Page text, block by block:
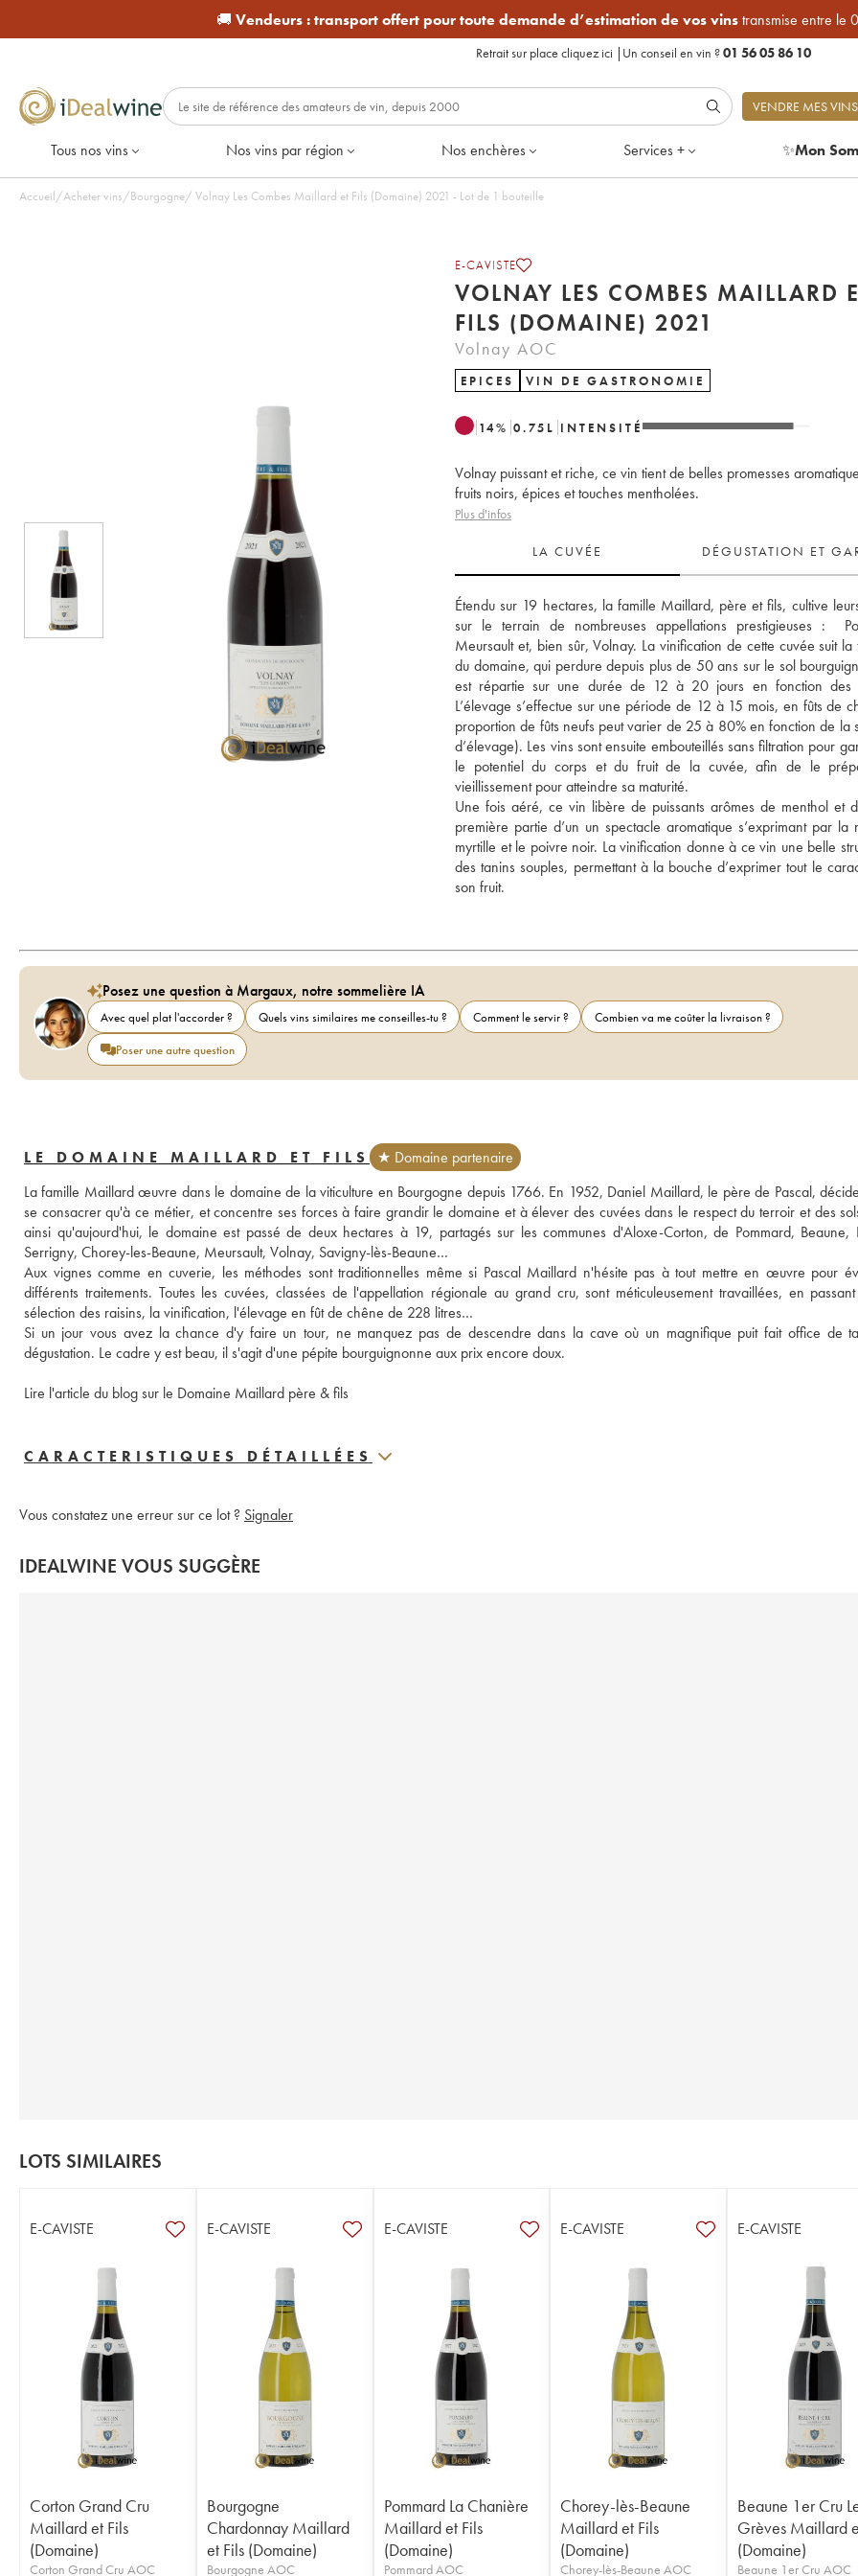
🚚 Vendeurs :transport offert pour toute demande d’estimation de vos vinstransmise entre le
Retrait sur place cliquez ici | Un conseil en vin ?01 56 05 86 10
VENDRE MES VINS
Tous nos vins Nos vins par région Nos enchères Services + ✨Mon
Accueil/Acheter vins/Bourgogne/ Volnay Les Combes Maillard et Fils (Domaine) 2021 - Lot de 1 bouteille
E-CAVISTE
VOLNAY LES COMBES MAILLARD
FILS (DOMAINE) 2021
Volnay AOC
EPICES VIN DE GASTRONOMIE
14% 0.75 L INTENSITÉ
Volnay puissant et riche, ce vin tient de belles promesses
fruits noirs, épices et touches mentholées.
Plus d'infos
LA CUVÉE DÉGUSTATION ET
Étendu sur 19 hectares, la famille Maillard, père et fils, cultive
sur le terrain de nombreuses appellations prestigieuses :
Meursault et, bien sûr, Volnay. La vinification de cette cuvée suit la
du domaine, qui perdure depuis plus de 50 ans sur le sol
est répartie sur une durée de 12 à 20 jours en fonction des
L’élevage s’effectue sur une période de 12 à 15 mois, en fûts de
proportion de fûts neufs peut varier de 25 à 80% en fonction de la
d’élevage). Les vins sont ensuite embouteillés sans filtration pour
le potentiel du corps et du fruit de la cuvée, afin de le
vieillissement pour atteindre sa maturité.
Une fois aéré, ce vin libère de puissants arômes de menthol et
première partie d’un un spectacle aromatique s’exprimant par la
myrtille et le poivre noir. La vinification donne à ce vin une belle
des tanins souples, permettant à la bouche d’exprimer tout le
son fruit.
Posez une question à Margaux, notre sommelière IA
Avec quel plat l'accorder ? Quels vins similaires me conseilles-tu ? Comment le servir ?
Combien va me coûter la livraison ?
Poser une autre question
LE DOMAINE MAILLARD ET FILS
★ Domaine partenaire
La famille Maillard œuvre dans le domaine de la viticulture en Bourgogne depuis 1766. En 1952, Daniel Maillard, le père de Pascal,
se consacrer qu'à ce métier, et concentre ses forces à faire grandir le domaine et à élever des cuvées dans le respect du terroir et des
ainsi qu'aujourd'hui, le domaine est passé de deux hectares à 19, partagés sur les communes d'Aloxe-Corton, de Pommard, Beaune,
Serrigny, Chorey-les-Beaune, Meursault, Volnay, Savigny-lès-Beaune…
Aux vignes comme en cuverie, les méthodes sont traditionnelles même si Pascal Maillard n'hésite pas à tout mettre en œuvre pour
différents traitements. Toutes les cuvées, classées de l'appellation régionale au grand cru, sont méticuleusement travaillées, en
sélection des raisins, la vinification, l'élevage en fût de chêne de 228 litres…
Si un jour vous avez la chance d'y faire un tour, ne manquez pas de descendre dans la cave où un magnifique puit fait office de
dégustation. Le cadre y est beau, il s'agit d'une pépite bourguignonne aux prix encore doux.
Lire l'article du blog sur le Domaine Maillard père & fils
CARACTERISTIQUES DÉTAILLÉES
Vous constatez une erreur sur ce lot ? Signaler
IDEALWINE VOUS SUGGÈRE
LOTS SIMILAIRES
E-CAVISTE
Corton Grand Cru
Maillard et Fils
(Domaine)
Corton Grand Cru AOC
E-CAVISTE
Bourgogne
Chardonnay Maillard
et Fils (Domaine)
Bourgogne AOC
E-CAVISTE
Pommard La Chanière
Maillard et Fils
(Domaine)
Pommard AOC
E-CAVISTE
Chorey-lès-Beaune
Maillard et Fils
(Domaine)
Chorey-lès-Beaune AOC
E-CAVISTE
Beaune 1er Cru
Grèves Maillard
(Domaine)
Beaune 1er Cru AOC